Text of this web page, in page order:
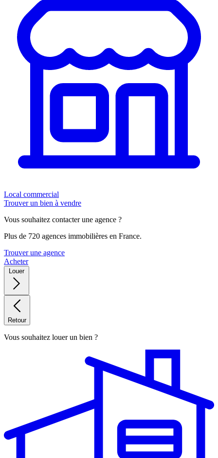
Local commercial
Trouver un bien à vendre
Vous souhaitez contacter une agence ?
Plus de 720 agences immobilières en France.
Trouver une agence
Acheter
Louer
Retour
Vous souhaitez louer un bien ?